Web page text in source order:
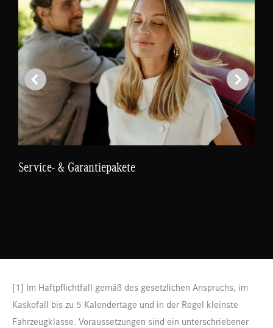
Service- & Garantiepakete
[1] Im Haftpflichtfall gemäß des gesetzlichen Anspruchs, im
Kaskofall bis zu 5 Kalendertage und in der Regel kleinste
Fahrzeugklasse. Voraussetzungen sind ein unterschriebener